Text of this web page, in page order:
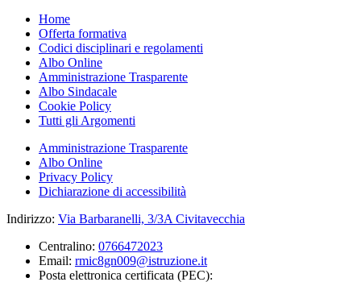
Home
Offerta formativa
Codici disciplinari e regolamenti
Albo Online
Amministrazione Trasparente
Albo Sindacale
Cookie Policy
Tutti gli Argomenti
Amministrazione Trasparente
Albo Online
Privacy Policy
Dichiarazione di accessibilità
Indirizzo: Via Barbaranelli, 3/3A Civitavecchia
Centralino: 0766472023
Email: rmic8gn009@istruzione.it
Posta elettronica certificata (PEC):